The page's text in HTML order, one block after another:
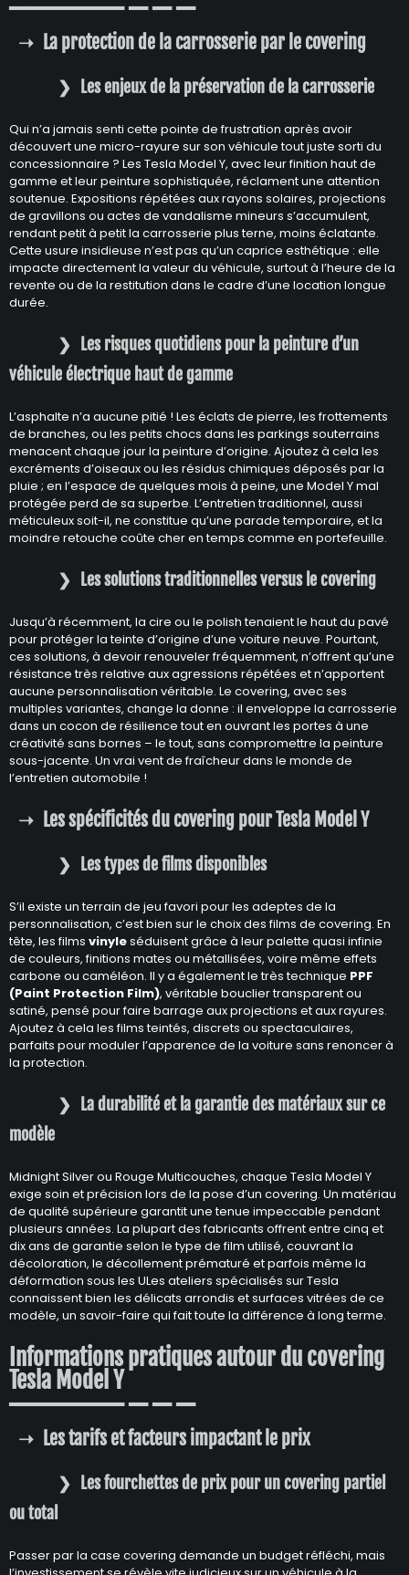
La protection de la carrosserie par le covering
Les enjeux de la préservation de la carrosserie
Qui n’a jamais senti cette pointe de frustration après avoir
découvert une micro-rayure sur son véhicule tout juste sorti du
concessionnaire ? Les Tesla Model Y, avec leur finition haut de
gamme et leur peinture sophistiquée, réclament une attention
soutenue. Expositions répétées aux rayons solaires, projections
de gravillons ou actes de vandalisme mineurs s’accumulent,
rendant petit à petit la carrosserie plus terne, moins éclatante.
Cette usure insidieuse n’est pas qu’un caprice esthétique : elle
impacte directement la valeur du véhicule, surtout à l’heure de la
revente ou de la restitution dans le cadre d’une location longue
durée.
Les risques quotidiens pour la peinture d’un
véhicule électrique haut de gamme
L’asphalte n’a aucune pitié ! Les éclats de pierre, les frottements
de branches, ou les petits chocs dans les parkings souterrains
menacent chaque jour la peinture d’origine. Ajoutez à cela les
excréments d’oiseaux ou les résidus chimiques déposés par la
pluie ; en l’espace de quelques mois à peine, une Model Y mal
protégée perd de sa superbe. L’entretien traditionnel, aussi
méticuleux soit-il, ne constitue qu’une parade temporaire, et la
moindre retouche coûte cher en temps comme en portefeuille.
Les solutions traditionnelles versus le covering
Jusqu’à récemment, la cire ou le polish tenaient le haut du pavé
pour protéger la teinte d’origine d’une voiture neuve. Pourtant,
ces solutions, à devoir renouveler fréquemment, n’offrent qu’une
résistance très relative aux agressions répétées et n’apportent
aucune personnalisation véritable. Le covering, avec ses
multiples variantes, change la donne : il enveloppe la carrosserie
dans un cocon de résilience tout en ouvrant les portes à une
créativité sans bornes – le tout, sans compromettre la peinture
sous-jacente. Un vrai vent de fraîcheur dans le monde de
l’entretien automobile !
Les spécificités du covering pour Tesla Model Y
Les types de films disponibles
S’il existe un terrain de jeu favori pour les adeptes de la
personnalisation, c’est bien sur le choix des films de covering. En
tête, les films vinyleséduisent grâce à leur palette quasi infinie
de couleurs, finitions mates ou métallisées, voire même effets
carbone ou caméléon. Il y a également le très technique PPF
(Paint Protection Film), véritable bouclier transparent ou
satiné, pensé pour faire barrage aux projections et aux rayures.
Ajoutez à cela les films teintés, discrets ou spectaculaires,
parfaits pour moduler l’apparence de la voiture sans renoncer à
la protection.
La durabilité et la garantie des matériaux sur ce
modèle
Midnight Silver ou Rouge Multicouches, chaque Tesla Model Y
exige soin et précision lors de la pose d’un covering. Un matériau
de qualité supérieure garantit une tenue impeccable pendant
plusieurs années. La plupart des fabricants offrent entre cinq et
dix ans de garantie selon le type de film utilisé, couvrant la
décoloration, le décollement prématuré et parfois même la
déformation sous les ULes ateliers spécialisés sur Tesla
connaissent bien les délicats arrondis et surfaces vitrées de ce
modèle, un savoir-faire qui fait toute la différence à long terme.
Informations pratiques autour du covering
Tesla Model Y
Les tarifs et facteurs impactant le prix
Les fourchettes de prix pour un covering partiel
ou total
Passer par la case covering demande un budget réfléchi, mais